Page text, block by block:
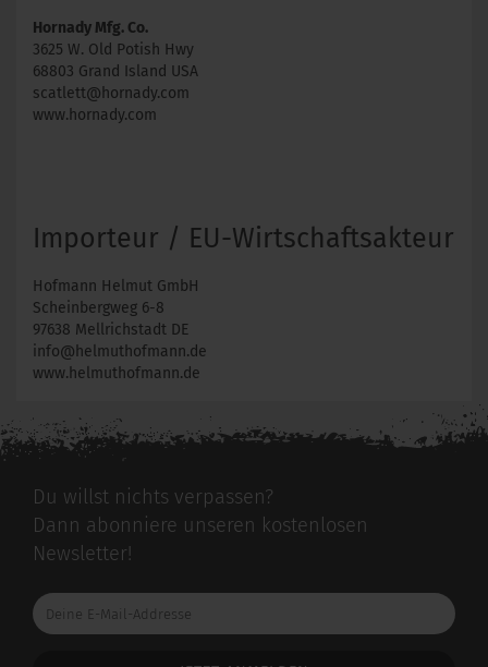
Hornady Mfg. Co.
3625 W. Old Potish Hwy
68803 Grand Island USA
scatlett@hornady.com
www.hornady.com
Importeur / EU-Wirtschaftsakteur
Hofmann Helmut GmbH
Scheinbergweg 6-8
97638 Mellrichstadt DE
info@helmuthofmann.de
www.helmuthofmann.de
Du willst nichts verpassen?
Dann abonniere unseren kostenlosen
Newsletter!
Deine
E-